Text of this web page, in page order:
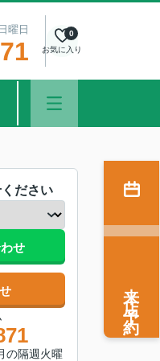
曜日
お気に入り
0
ださい
せ
の隔週火曜
来店予約